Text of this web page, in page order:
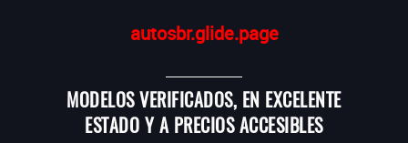
autosbr.glide.page
MODELOS VERIFICADOS, EN EXCELENTE
ESTADO Y A PRECIOS ACCESIBLES